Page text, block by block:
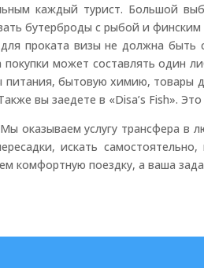
каждый турист. Большой
бутерброды с рыбой и финским
проката визы не должна
покупки может составлять один
питания, бытовую химию, товары
вы заедете в «Disa’s Fish».
услугу трансфера в
искать
комфортную поездку, а ваша